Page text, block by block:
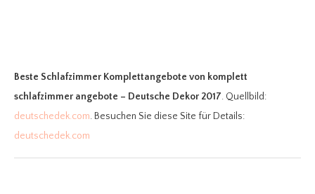
Beste Schlafzimmer Komplettangebote von komplett
schlafzimmer angebote – Deutsche Dekor 2017. Quellbild:
deutschedek.com. Besuchen Sie diese Site für Details:
deutschedek.com